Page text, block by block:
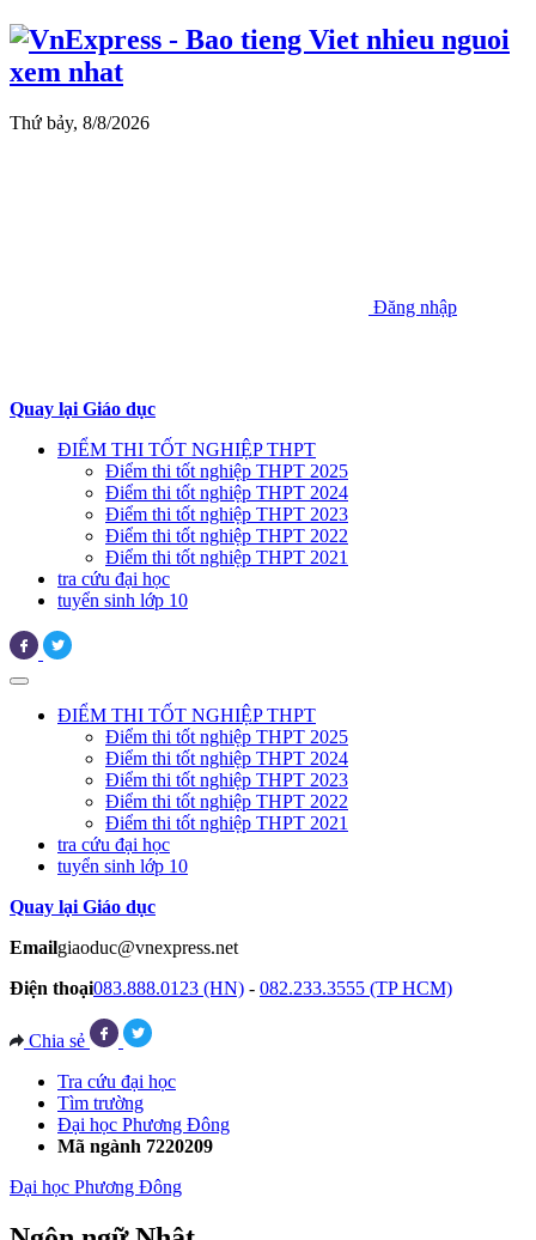
Thứ bảy, 8/8/2026
Đăng nhập
Quay lại Giáo dục
ĐIỂM THI TỐT NGHIỆP THPT
Điểm thi tốt nghiệp THPT 2025
Điểm thi tốt nghiệp THPT 2024
Điểm thi tốt nghiệp THPT 2023
Điểm thi tốt nghiệp THPT 2022
Điểm thi tốt nghiệp THPT 2021
tra cứu đại học
tuyển sinh lớp 10
ĐIỂM THI TỐT NGHIỆP THPT
Điểm thi tốt nghiệp THPT 2025
Điểm thi tốt nghiệp THPT 2024
Điểm thi tốt nghiệp THPT 2023
Điểm thi tốt nghiệp THPT 2022
Điểm thi tốt nghiệp THPT 2021
tra cứu đại học
tuyển sinh lớp 10
Quay lại Giáo dục
Emailgiaoduc@vnexpress.net
Điện thoại083.888.0123 (HN) - 082.233.3555 (TP HCM)
Chia sẻ
Tra cứu đại học
Tìm trường
Đại học Phương Đông
Mã ngành 7220209
Đại học Phương Đông